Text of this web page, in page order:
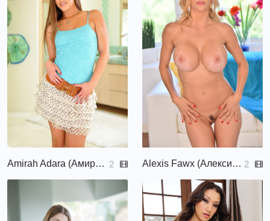
Amirah Adara (Амира Адара) 2 Alexis Fawx (Алексис Фокс, Alexis Fawz, Alexis Fauxx) 2